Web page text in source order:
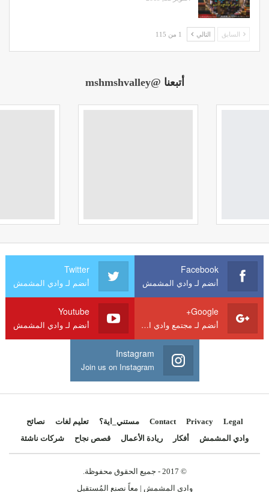
السابق التالي 1 من 115
أتبعنا @mshmshvalley
Facebook
أنضم لـ وادي المشمش
Twitter
أنضم لـ وادي المشمش
Google+
أنضم لـ مجتمع وادي المشمش
Youtube
أنضم لـ وادي المشمش
Instagram
Join us on Instagram
Legal
Privacy
Contact مستني_اية؟ تعليم لغات
نصائح
وادي المشمش
أفكار ريادة الأعمال قصص نجاح شركات ناشئة
© 2017 - جميع الحقوق محفوظة.
وادي المشمش | معاً نصنع المُستقبل